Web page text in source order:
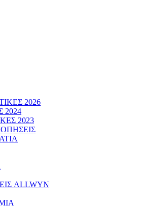
2026
2024
2023
ALLWYN